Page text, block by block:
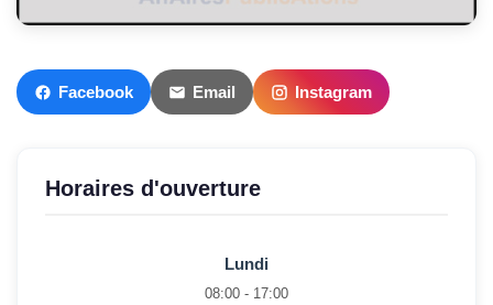
Facebook Email Instagram
Horaires d'ouverture
Lundi
08:00 - 17:00